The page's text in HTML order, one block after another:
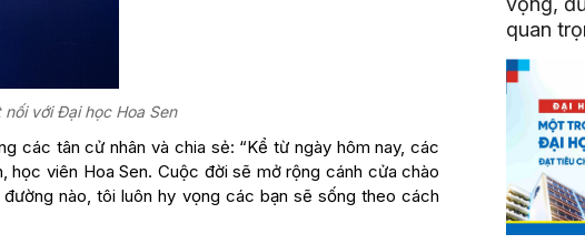
với Đại học Hoa Sen
các tân cử nhân và chia sẻ: “Kể từ ngày hôm nay, các
học viên Hoa Sen. Cuộc đời sẽ mở rộng cánh cửa chào
nào, tôi luôn hy vọng các bạn sẽ sống theo cách
quan
sinh viên